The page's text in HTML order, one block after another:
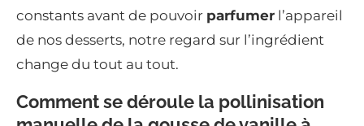
constants avant de pouvoir parfumer l’appareil
de nos desserts, notre regard sur l’ingrédient
change du tout au tout.
Comment se déroule la pollinisation